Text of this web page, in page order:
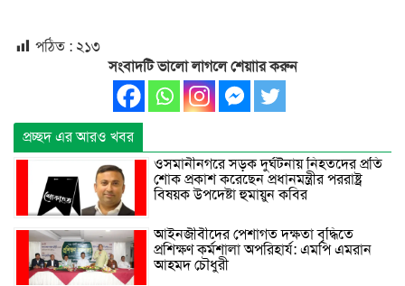
পঠিত : ২১৩
সংবাদটি ভালো লাগলে শেয়াার করুন
প্রচ্ছদ এর আরও খবর
ওসমানীনগরে সড়ক দুর্ঘটনায় নিহতদের প্রতি
শোক প্রকাশ করেছেন প্রধানমন্ত্রীর পররাষ্ট্র
বিষয়ক উপদেষ্টা হুমায়ুন কবির
আইনজীবীদের পেশাগত দক্ষতা বৃদ্ধিতে
প্রশিক্ষণ কর্মশালা অপরিহার্য: এমপি এমরান
আহমদ চৌধুরী